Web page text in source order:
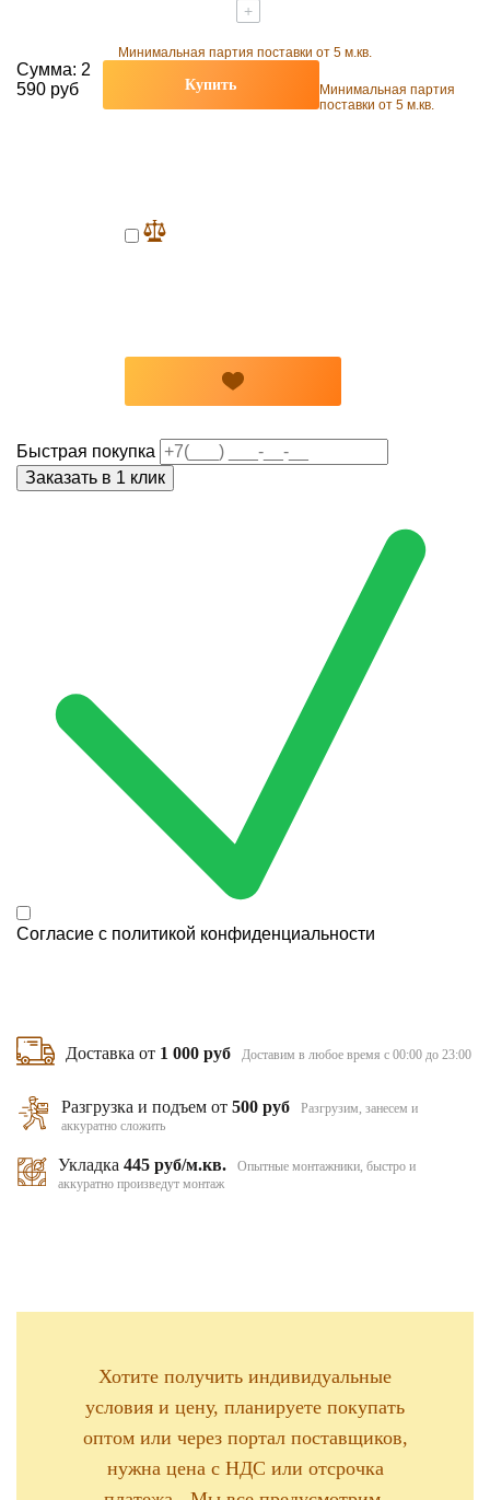
+
Минимальная партия поставки от 5 м.кв.
Сумма: 2
590 руб
Купить
Минимальная партия
поставки от 5 м.кв.
Быстрая покупка
Согласие с политикой конфиденциальности
Доставка от 1 000 руб Доставим в любое время с 00:00 до 23:00
Разгрузка и подъем от500 руб
Разгрузим, занесем и
аккуратно сложить
Укладка 445 руб/м.кв.
Опытные монтажники, быстро и
аккуратно произведут монтаж
Хотите получить индивидуальные
условия и цену, планируете покупать
оптом или через портал поставщиков,
нужна цена с НДС или отсрочка